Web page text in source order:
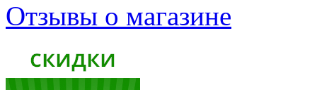
Отзывы о магазине